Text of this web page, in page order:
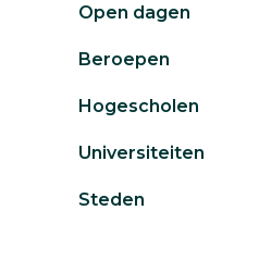
Open dagen
Beroepen
Hogescholen
Universiteiten
Steden